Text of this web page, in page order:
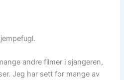
andre filmer i sjangeren,
Jeg har sett for mange av